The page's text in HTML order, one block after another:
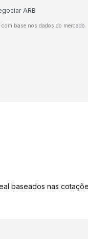
ARB
base nos dados do mercado.
baseados nas